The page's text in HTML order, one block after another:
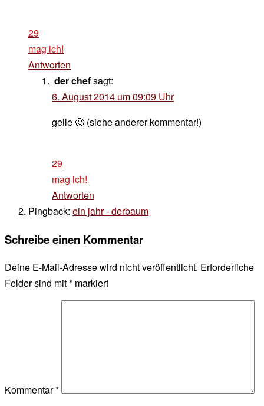
29
mag ich!
Antworten
der chefsagt:
6. August 2014 um 09:09 Uhr
gelle 🙂 (siehe anderer kommentar!)
29
mag ich!
Antworten
Pingback: ein jahr - derbaum
Schreibe einen Kommentar
Deine E-Mail-Adresse wird nicht veröffentlicht. Erforderliche
Felder sind mit* markiert
Kommentar*